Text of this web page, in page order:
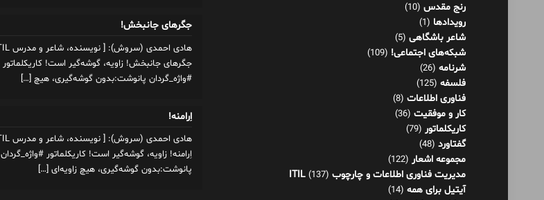
رنج مقدس (10)
رویدادها (1)
شاعر باشگاهی (5)
شبکه‌های اجتماعی! (109)
شرنامه (26)
فلسفه (125)
فناوری اطلاعات (8)
کار و موفقیت (36)
کاریکلماتور (79)
گفتاورد (48)
مجموعه اشعار (122)
مدیریت فناوری اطلاعات و چارچوب ITIL (137)
آیتیل برای همه (14)
جگرهای جانبخش!
جگرهای جانبخش! زاویه، گوشه‌گیر است! کاریکلماتور
#واژه_گردان پانوشت:بدون گوشه‌گیری، هیچ […]
اِرامنه!
اِرامنه! زاویه، گوشه‌گیر است! کاریکلماتور #واژه_گردان
پانوشت:بدون گوشه‌گیری، هیچ زاویه‌ای […]